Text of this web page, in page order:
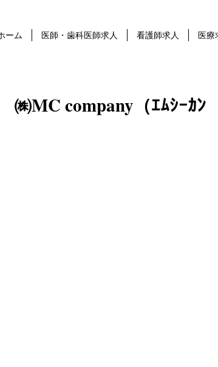
ーム 医師・歯科医師求人 看護師求人 医療
MC company（ｴﾑｼｰｶﾝ